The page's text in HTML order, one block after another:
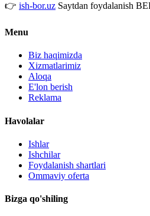
👉 ish-bor.uz Saytdan foydalanish
Menu
Biz haqimizda
Xizmatlarimiz
Aloqa
E'lon berish
Reklama
Havolalar
Ishlar
Ishchilar
Foydalanish shartlari
Ommaviy oferta
Bizga qo'shiling